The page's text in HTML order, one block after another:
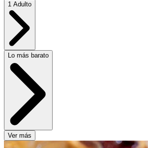
1 Adulto
Lo más barato
Ver más